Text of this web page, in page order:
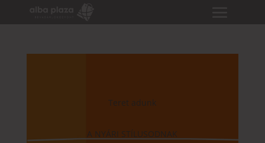
Teret adunk
A NYÁRI STÍLUSODNAK